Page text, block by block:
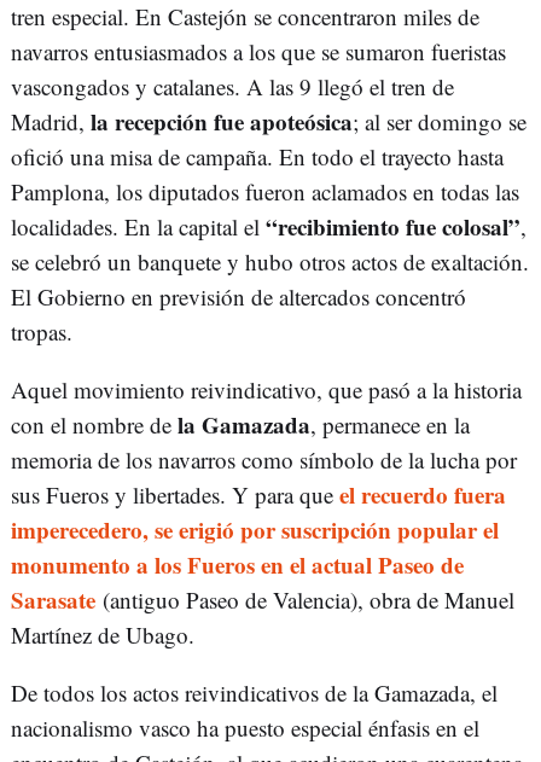
tren especial. En Castejón se concentraron miles de
navarros entusiasmados a los que se sumaron fueristas
vascongados y catalanes. A las 9 llegó el tren de
Madrid, la recepción fue apoteósica; al ser domingo se
ofició una misa de campaña. En todo el trayecto hasta
Pamplona, los diputados fueron aclamados en todas las
localidades. En la capital el “recibimiento fue colosal”,
se celebró un banquete y hubo otros actos de exaltación.
El Gobierno en previsión de altercados concentró
tropas.
Aquel movimiento reivindicativo, que pasó a la historia
con el nombre de la Gamazada, permanece en la
memoria de los navarros como símbolo de la lucha por
sus Fueros y libertades. Y para que el recuerdo fuera
imperecedero,se erigió por suscripción popular el
monumento a los Fueros en el actual Paseo de
Sarasate (antiguo Paseo de Valencia), obra de Manuel
Martínez de Ubago.
De todos los actos reivindicativos de la Gamazada, el
nacionalismo vasco ha puesto especial énfasis en el